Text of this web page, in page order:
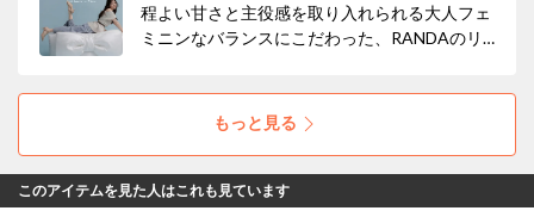
程よい甘さと主役感を取り入れられる大人フェ
ミニンなバランスにこだわった、RANDAのリ
演出してくれます。
もっと見る
このアイテムを見た人はこれも見ています